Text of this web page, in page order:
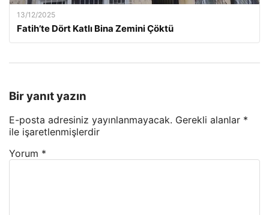
13/12/2025
Fatih’te Dört Katlı Bina Zemini Çöktü
Bir yanıt yazın
E-posta adresiniz yayınlanmayacak. Gerekli alanlar *
ile işaretlenmişlerdir
Yorum *